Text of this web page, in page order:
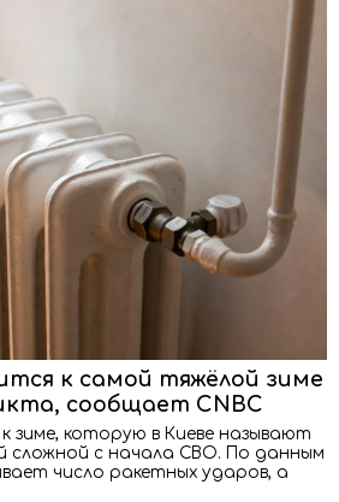
к самой тяжёлой зиме
сообщает CNBC
зиме, которую в Киеве называют
сложной с начала СВО. По данным
число ракетных ударов, а